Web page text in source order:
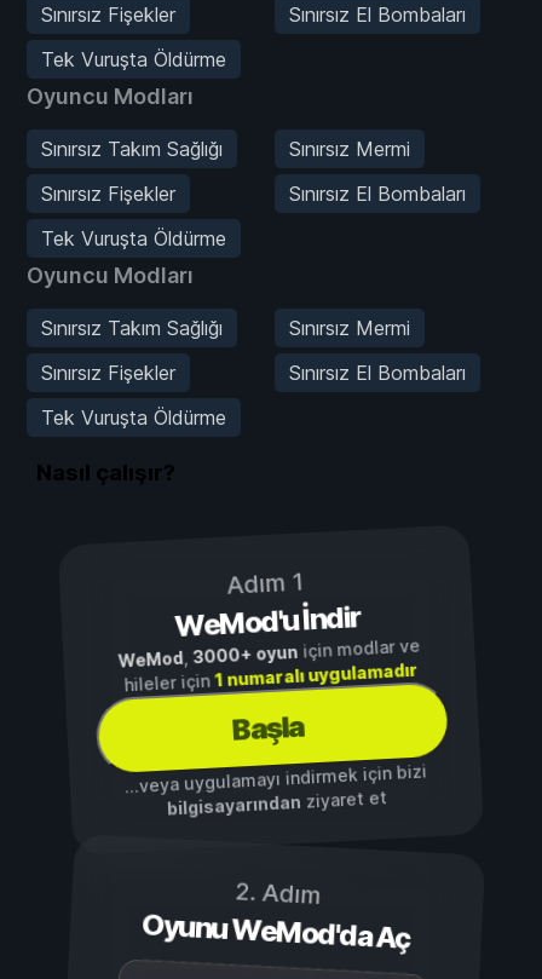
Sınırsız Fişekler
Sınırsız El Bombaları
Tek Vuruşta Öldürme
Oyuncu Modları
Sınırsız Takım Sağlığı
Sınırsız Mermi
Sınırsız Fişekler
Sınırsız El Bombaları
Tek Vuruşta Öldürme
Oyuncu Modları
Sınırsız Takım Sağlığı
Sınırsız Mermi
Sınırsız Fişekler
Sınırsız El Bombaları
Tek Vuruşta Öldürme
Nasıl çalışır?
Adım 1
WeMod'u İndir
WeMod,3000+ oyuniçin modlar ve
hileler için1 numaralı uygulamadır
Başla
...veya uygulamayı indirmek için bizi
bilgisayarından ziyaret et
2. Adım
Oyunu WeMod'da Aç